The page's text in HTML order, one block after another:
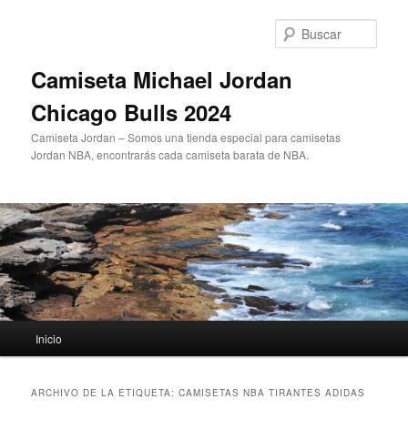
Camiseta Michael Jordan
Chicago Bulls 2024
Camiseta Jordan – Somos una tienda especial para camisetas
Jordan NBA, encontrarás cada camiseta barata de NBA.
principal
Inicio
ARCHIVO DE LA ETIQUETA:CAMISETAS NBA TIRANTES ADIDAS